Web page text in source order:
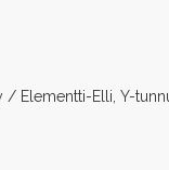
/ Elementti-Elli, Y-